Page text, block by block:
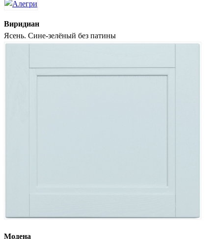
Виридиан
Ясень. Сине-зелёный без патины
Модена